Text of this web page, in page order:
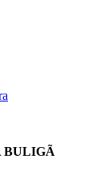
BULIGÃ